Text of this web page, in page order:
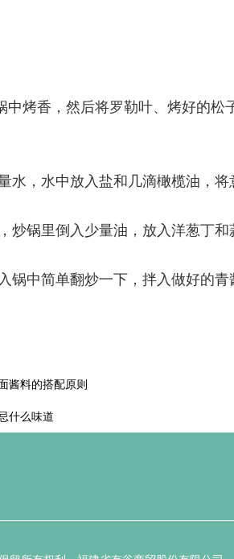
中烤香，然后将罗勒叶、烤好的
水，水中放入盐和几滴橄榄油，将
炒锅里倒入少量油，放入洋葱丁和
锅中简单翻炒一下，拌入做好的青
酱料的搭配原则
什么味道